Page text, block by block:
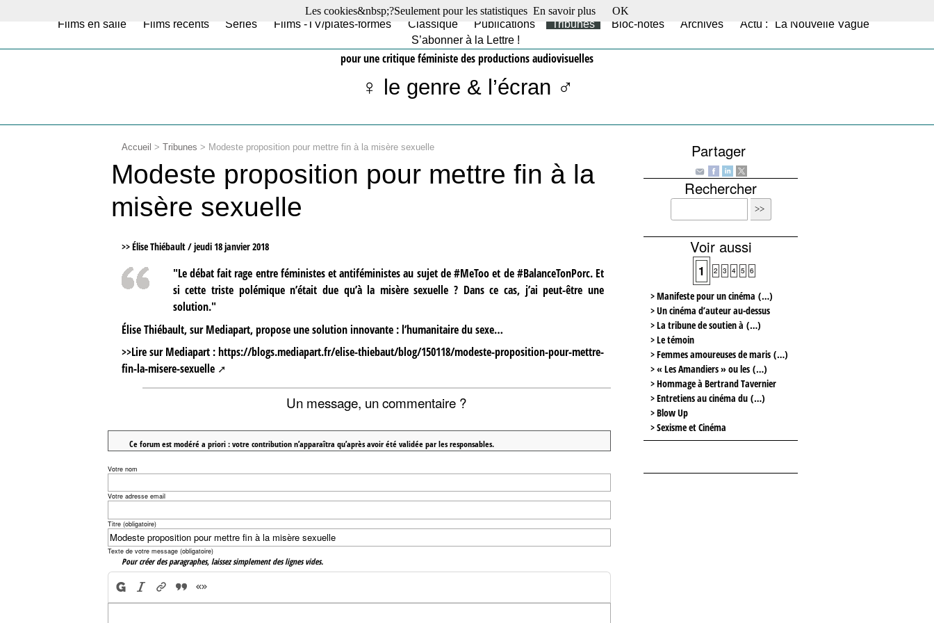
Films en salle Films récents Séries Films -TV/plates-formes Classique Publications Tribunes Bloc-notes Archives
Actu : "La Nouvelle Vague"
S’abonner à la Lettre !
pour une critique féministe des productions audiovisuelles
♀ le genre & l’écran ♂
Accueil > Tribunes > Modeste proposition pour mettre fin à la misère sexuelle
Modeste proposition pour mettre fin à la
misère sexuelle
>> Élise Thiébault /jeudi 18 janvier 2018
"Le débat fait rage entre féministes et antiféministes au sujet de #MeToo et de #BalanceTonPorc. Et
si cette triste polémique n’était due qu’à la misère sexuelle ? Dans ce cas, j’ai peut-être une
solution."
Élise Thiébault, sur Mediapart, propose une solution innovante : l’humanitaire du sexe…
>>Lire sur Mediapart :https://blogs.mediapart.fr/elise-thiebaut/blog/150118/modeste-proposition-pour-mettre-
fin-la-misere-sexuelle
Un message, un commentaire ?
Ce forum est modéré a priori : votre contribution n’apparaîtra qu’après avoir été validée par les responsables.
Votre nom
Votre adresse email
Titre (obligatoire)
Texte de votre message (obligatoire)
Pour créer des paragraphes, laissez simplement des lignes vides.
Partager
Rechercher
Voir aussi
1 2 3 4 5 6
> Manifeste pour un cinéma (…)
> Un cinéma d’auteur au-dessus
> La tribune de soutien à (…)
> Le témoin
> Femmes amoureuses de maris (…)
> « Les Amandiers » ou les (…)
> Hommage à Bertrand Tavernier
> Entretiens au cinéma du (…)
> Blow Up
> Sexisme et Cinéma
Les cookies&nbsp;?Seulement pour les statistiques En savoir plus OK